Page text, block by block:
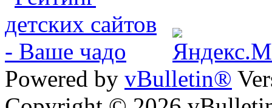
Powered by vBulletin®